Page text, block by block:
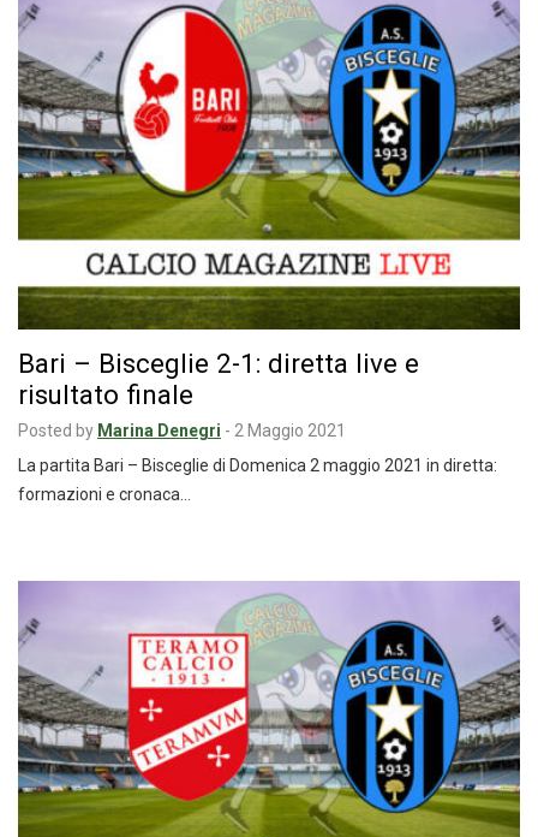
Bari – Bisceglie 2-1: diretta live e
risultato finale
Posted by Marina Denegri - 2 Maggio 2021
La partita Bari – Bisceglie di Domenica 2 maggio 2021 in diretta:
formazioni e cronaca…